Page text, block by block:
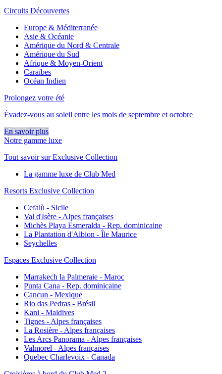
Circuits Découvertes
Europe & Méditerranée
Asie & Océanie
Amérique du Nord & Centrale
Amérique du Sud
Afrique & Moyen-Orient
Caraïbes
Océan Indien
Prolongez votre été
Évadez-vous au soleil entre les mois de septembre et octobre
En savoir plus
Notre gamme luxe
Tout savoir sur Exclusive Collection
La gamme luxe de Club Med
Resorts Exclusive Collection
Cefalù - Sicile
Val d'Isère - Alpes françaises
Michès Playa Esmeralda - Rep. dominicaine
La Plantation d'Albion - Île Maurice
Seychelles
Espaces Exclusive Collection
Marrakech la Palmeraie - Maroc
Punta Cana - Rep. dominicaine
Cancun - Mexique
Rio das Pedras - Brésil
Kani - Maldives
Tignes - Alpes françaises
La Rosière - Alpes françaises
Les Arcs Panorama - Alpes françaises
Valmorel - Alpes françaises
Quebec Charlevoix - Canada